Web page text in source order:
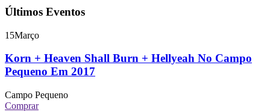
Últimos Eventos
15Março
Korn + Heaven Shall Burn + Hellyeah No Campo
Pequeno Em 2017
Campo Pequeno
Comprar